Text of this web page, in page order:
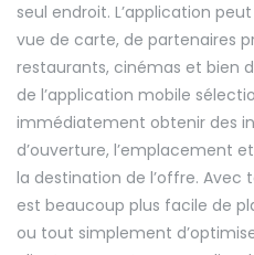
seul endroit. L’application
vue de carte, de partenaires
restaurants, cinémas et bien
de l’application mobile
immédiatement obtenir des
d’ouverture, l’emplacement
la destination de l’offre.
est beaucoup plus facile de
ou tout simplement